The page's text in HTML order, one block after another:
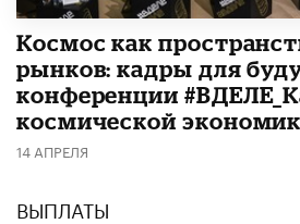
Космос как
рынков: кадры для
конференции
космической
14 АПРЕЛЯ
ВЫПЛАТЫ